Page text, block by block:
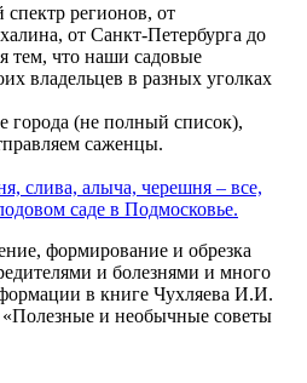
регионов, от
от Санкт-Петербурга до
что наши садовые
владельцев в разных уголках
города (не полный список),
саженцы.
слива, алыча, черешня – все,
саде в Подмосковье.
формирование и обрезка
и болезнями и много
в книге Чухляева И.И.
и необычные советы